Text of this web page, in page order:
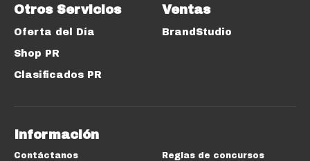
Otros Servicios
Oferta del Día
Shop PR
Clasificados PR
Ventas
BrandStudio
Información
Contáctanos Reglas de concursos